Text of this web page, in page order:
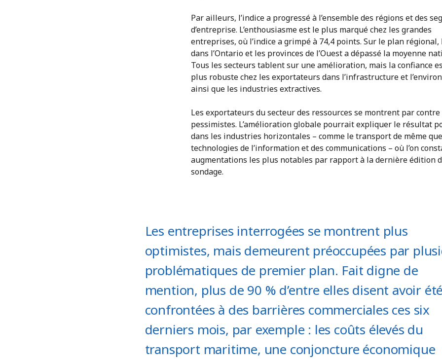
Par ailleurs, l’indice a progressé à l’ensemble des régions et des
d’entreprise. L’enthousiasme est le plus marqué chez les grandes
entreprises, où l’indice a grimpé à 74,4 points. Sur le plan régional,
dans l’Ontario et les provinces de l’Ouest a dépassé la moyenne
Tous les secteurs tablent sur une amélioration, mais la confiance
plus robuste chez les exportateurs dans l’infrastructure et
ainsi que les industries extractives.
Les exportateurs du secteur des ressources se montrent par
pessimistes. L’amélioration globale pourrait expliquer le résultat
dans les industries horizontales – comme le transport de même
technologies de l’information et des communications – où l’on
augmentations les plus notables par rapport à la dernière édition
sondage.
Les entreprises interrogées se montrent plus
optimistes, mais demeurent préoccupées par
problématiques de premier plan. Fait digne de
mention, plus de 90 % d’entre elles disent avoir été
confrontées à des barrières commerciales ces six
derniers mois, par exemple : les coûts élevés du
transport maritime, une conjoncture économique